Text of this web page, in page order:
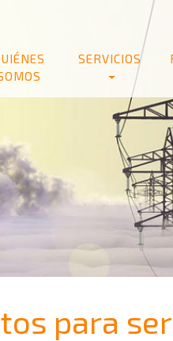
SERVICIOS
para